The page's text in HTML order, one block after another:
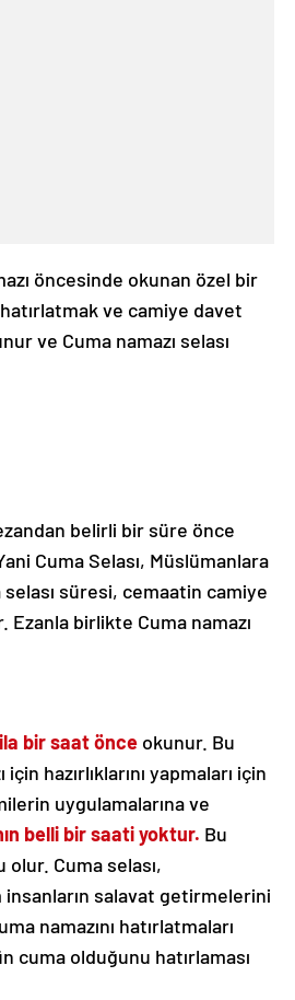
öncesinde okunan özel bir
hatırlatmak ve camiye davet
ve Cuma namazı selası
belirli bir süre önce
Cuma Selası, Müslümanlara
süresi, cemaatin camiye
birlikte Cuma namazı
bir saat önce okunur. Bu
hazırlıklarını yapmaları için
uygulamalarına ve
belli bir saati yoktur. Bu
Cuma selası,
salavat getirmelerini
namazını hatırlatmaları
cuma olduğunu hatırlaması